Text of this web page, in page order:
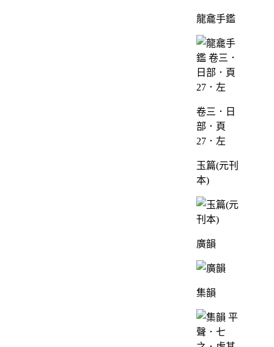
龍龕手鑑
卷三．日
部．頁
27．左
玉篇(元刊
本)
廣韻
集韻